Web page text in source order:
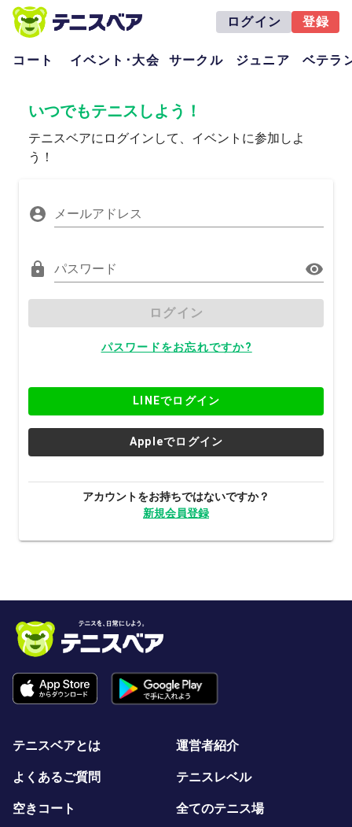
ログイン 登録
コート イベント･大会 サークル ジュニア ベテラ
いつでもテニスしよう！
テニスベアにログインして、イベントに参加しよ
う！
メールアドレス
パスワード
ログイン
パスワードをお忘れですか?
LINEでログイン
Appleでログイン
アカウントをお持ちではないですか？
新規会員登録
テニスベアとは 運営者紹介
よくあるご質問 テニスレベル
空きコート 全てのテニス場